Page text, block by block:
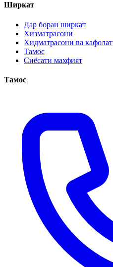
Ширкат
Дар бораи ширкат
Хизматрасонӣ
Хидматрасонӣ ва кафолат
Тамос
Сиёсати махфият
Тамос